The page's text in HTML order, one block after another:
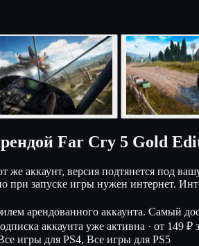
Far Cry 5 Gold
же аккаунт, версия подтянется под
при запуске игры нужен интернет.
арендованного аккаунта. Самый
аккаунта уже активна · от 149 ₽
игры для PS4, Все игры для PS5